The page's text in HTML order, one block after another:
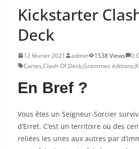
Kickstarter
Deck
12 février 2021 admin 1538 Views
0
Cartes,Clash Of Deck,Grammes éditions,
En Bref ?
Vous êtes un Seigneur-Sorcier
d’Erret. C’est un territoire où des
reliées les unes aux autres par